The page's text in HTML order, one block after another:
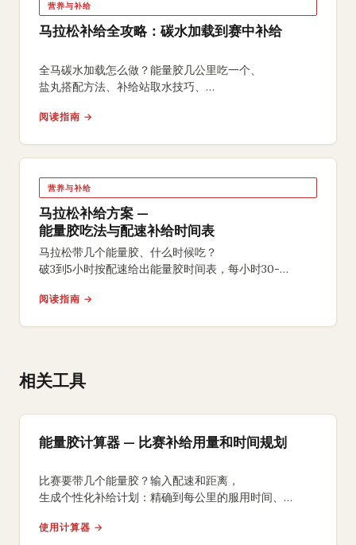
营养与补给
马拉松补给全攻略：碳水加载到赛中补给
全马碳水加载怎么做？能量胶几公里吃一个、
盐丸搭配方法、补给站取水技巧、
阅读指南 →
营养与补给
马拉松补给方案 —
能量胶吃法与配速补给时间表
马拉松带几个能量胶、什么时候吃？
破3到5小时按配速给出能量胶时间表，每小时30-
附盐丸与补给站实战技巧。
阅读指南 →
相关工具
能量胶计算器 — 比赛补给用量和时间规划
比赛要带几个能量胶？输入配速和距离，
生成个性化补给计划：精确到每公里的服用时间、
使用计算器 →